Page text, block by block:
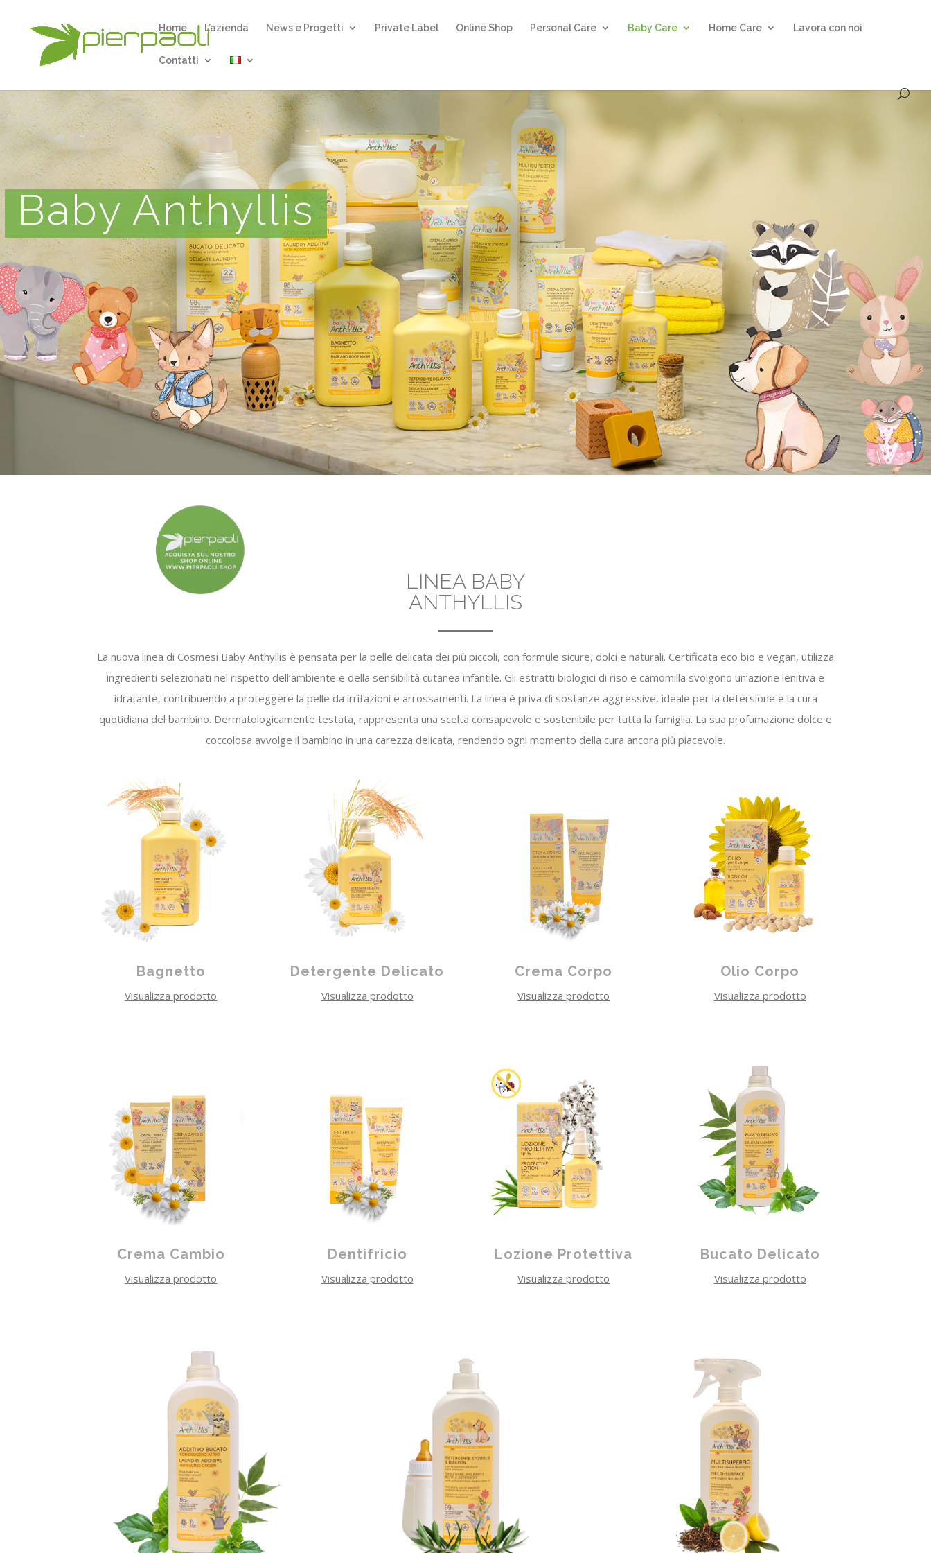
Home L’azienda News e Progetti Private Label Online Shop Personal Care Baby Care Home Care Lavora con noi
Contatti
Baby Anthyllis
LINEA BABY
ANTHYLLIS
La nuova linea di Cosmesi Baby Anthyllis è pensata per la pelle delicata dei più piccoli, con formule sicure, dolci e naturali. Certificata eco bio e vegan, utilizza
ingredienti selezionati nel rispetto dell’ambiente e della sensibilità cutanea infantile. Gli estratti biologici di riso e camomilla svolgono un’azione lenitiva e
idratante, contribuendo a proteggere la pelle da irritazioni e arrossamenti. La linea è priva di sostanze aggressive, ideale per la detersione e la cura
quotidiana del bambino. Dermatologicamente testata, rappresenta una scelta consapevole e sostenibile per tutta la famiglia. La sua profumazione dolce e
coccolosa avvolge il bambino in una carezza delicata, rendendo ogni momento della cura ancora più piacevole.
Bagnetto
Visualizza prodotto
Detergente Delicato
Visualizza prodotto
Crema Corpo
Visualizza prodotto
Olio Corpo
Visualizza prodotto
Crema Cambio
Visualizza prodotto
Dentifricio
Visualizza prodotto
Lozione Protettiva
Visualizza prodotto
Bucato Delicato
Visualizza prodotto